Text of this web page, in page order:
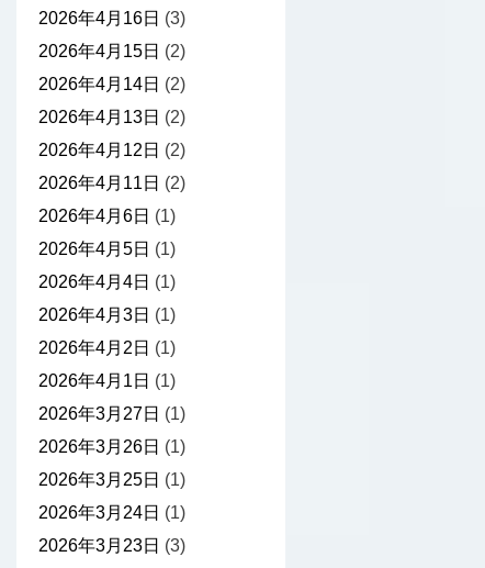
2026年4月16日 (3)
2026年4月15日 (2)
2026年4月14日 (2)
2026年4月13日 (2)
2026年4月12日 (2)
2026年4月11日 (2)
2026年4月6日 (1)
2026年4月5日 (1)
2026年4月4日 (1)
2026年4月3日 (1)
2026年4月2日 (1)
2026年4月1日 (1)
2026年3月27日 (1)
2026年3月26日 (1)
2026年3月25日 (1)
2026年3月24日 (1)
2026年3月23日 (3)